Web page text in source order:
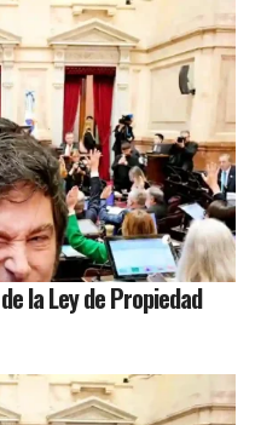
la Ley de Propiedad